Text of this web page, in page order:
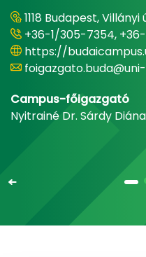
1118 Budapest,
+36-1/305-7354,
https://
Campus-főigazgató
Nyitrainé Dr. Sárdy Diána